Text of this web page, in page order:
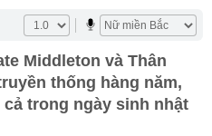
Middleton và Thân
thống hàng năm,
trong ngày sinh nhật